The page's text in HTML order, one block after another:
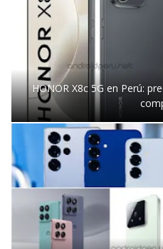
HONOR X8c 5G en Perú: